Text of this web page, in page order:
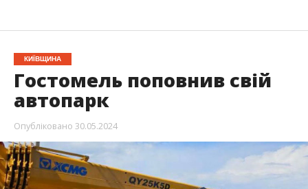
КИЇВЩИНА
Гостомель поповнив свій
автопарк
Опубліковано 30.05.2024